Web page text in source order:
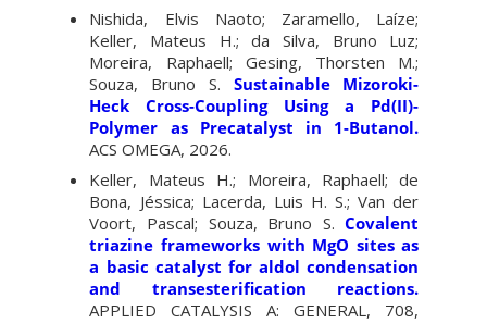
Nishida, Elvis Naoto; Zaramello, Laíze;
Keller, Mateus H.; da Silva, Bruno Luz;
Moreira, Raphaell; Gesing, Thorsten M.;
Souza, Bruno S. Sustainable Mizoroki-
Heck Cross-Coupling Using a Pd(II)-
Polymer as Precatalyst in 1-Butanol.
ACS OMEGA, 2026.
Keller, Mateus H.; Moreira, Raphaell; de
Bona, Jéssica; Lacerda, Luis H. S.; Van der
Voort, Pascal; Souza, Bruno S.Covalent
triazine frameworks with MgO sites as
a basic catalyst for aldol condensation
and transesterification reactions.
APPLIED CATALYSIS A: GENERAL, 708,